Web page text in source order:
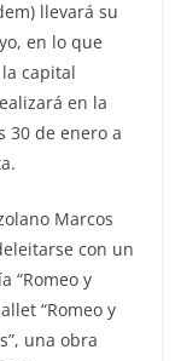
llevará su
en lo que
capital
en la
30 de enero a
Marcos
con un
“Romeo y
“Romeo y
una obra